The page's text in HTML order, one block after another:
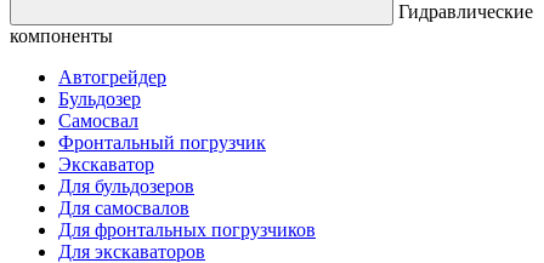
Гидравлические
компоненты
Автогрейдер
Бульдозер
Самосвал
Фронтальный погрузчик
Экскаватор
Для бульдозеров
Для самосвалов
Для фронтальных погрузчиков
Для экскаваторов